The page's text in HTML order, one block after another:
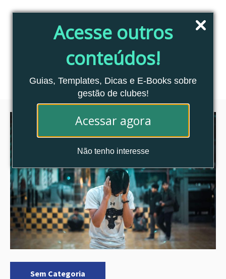
Acesse outros
conteúdos!
Guias, Templates, Dicas e E-Books sobre
gestão de clubes!
Acessar agora
Não tenho interesse
Blog Clubes Associados
Sem Categoria